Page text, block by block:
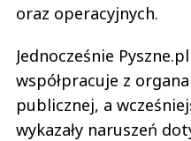
oraz operacyjnych.
Jednocześnie
współpracuje z
publicznej, a
wykazały naruszeń